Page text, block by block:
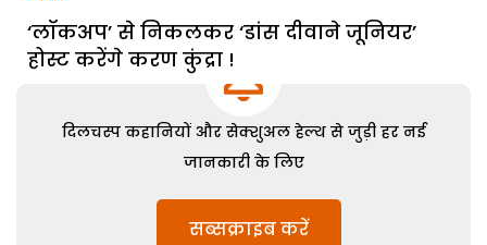
‘लॉकअप’ से निकलकर ‘डांस दीवाने जूनियर’
होस्ट करेंगे करण कुंद्रा !
दिलचस्प कहानियों और सेक्शुअल हेल्थ से जुड़ी हर नई
जानकारी के लिए
सब्सक्राइब करें